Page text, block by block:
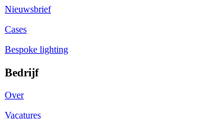
Nieuwsbrief
Cases
Bespoke lighting
Bedrijf
Over
Vacatures